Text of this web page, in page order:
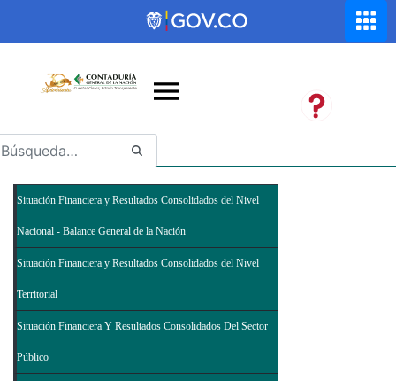
Saltar al contenido principal
Abrir menú de accesibilidad
Situación Financiera y Resultados Consolidados del Nivel
Nacional - Balance General de la Nación
Situación Financiera y Resultados Consolidados del Nivel
Territorial
Situación Financiera Y Resultados Consolidados Del Sector
Público